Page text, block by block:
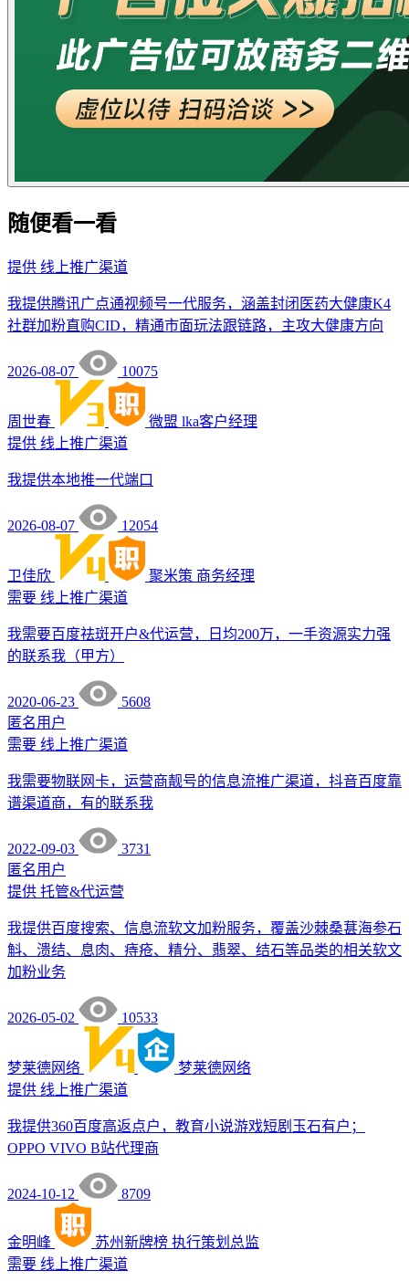
随便看一看
提供 线上推广渠道
我提供腾讯广点通视频号一代服务，涵盖封闭医药大健康K4
社群加粉直购CID，精通市面玩法跟链路，主攻大健康方向
2026-08-07 10075
周世春 微盟 lka客户经理
提供 线上推广渠道
我提供本地推一代端口
2026-08-07 12054
卫佳欣 聚米策 商务经理
需要 线上推广渠道
我需要百度祛斑开户&代运营，日均200万，一手资源实力强
的联系我（甲方）
2020-06-23
5608
匿名用户
需要 线上推广渠道
我需要物联网卡，运营商靓号的信息流推广渠道，抖音百度靠
谱渠道商，有的联系我
2022-09-03
3731
匿名用户
提供 托管&代运营
我提供百度搜索、信息流软文加粉服务，覆盖沙棘桑葚海参石
斛、溃结、息肉、痔疮、精分、翡翠、结石等品类的相关软文
加粉业务
2026-05-02 10533
梦莱德网络
梦莱德网络
提供 线上推广渠道
我提供360百度高返点户，教育小说游戏短剧玉石有户；
OPPO VIVO B站代理商
2024-10-12 8709
金明峰 苏州新牌榜 执行策划总监
需要 线上推广渠道